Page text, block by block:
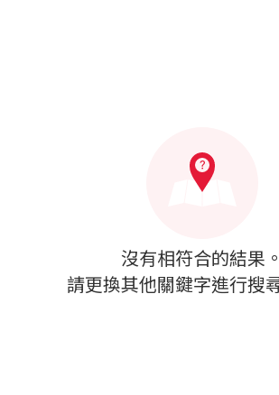
沒有相符合的結果。
請更換其他關鍵字進行搜